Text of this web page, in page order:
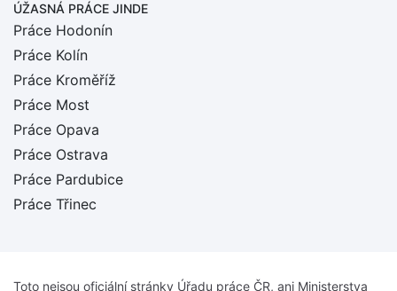
ÚŽASNÁ PRÁCE JINDE
Práce Hodonín
Práce Kolín
Práce Kroměříž
Práce Most
Práce Opava
Práce Ostrava
Práce Pardubice
Práce Třinec
Toto nejsou oficiální stránky Úřadu práce ČR, ani Ministerstva